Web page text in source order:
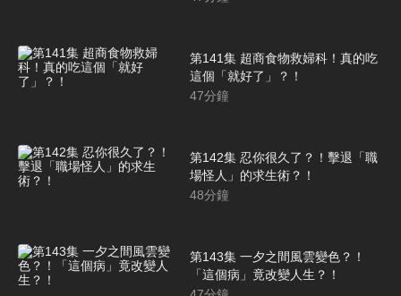
第141集 超商食物救婦科！真的吃
這個「就好了」？！
47分鐘
第142集 忍你很久了？！擊退「職
場怪人」的求生術？！
48分鐘
第143集 一夕之間風雲變色？！
「這個病」竟改變人生？！